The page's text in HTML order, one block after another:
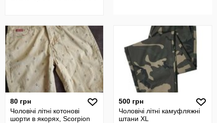
80 грн
Чоловічі літні котонові
шорти в якорях, Scorpion
500 грн
Чоловічі літні камуфляжні
штани XL